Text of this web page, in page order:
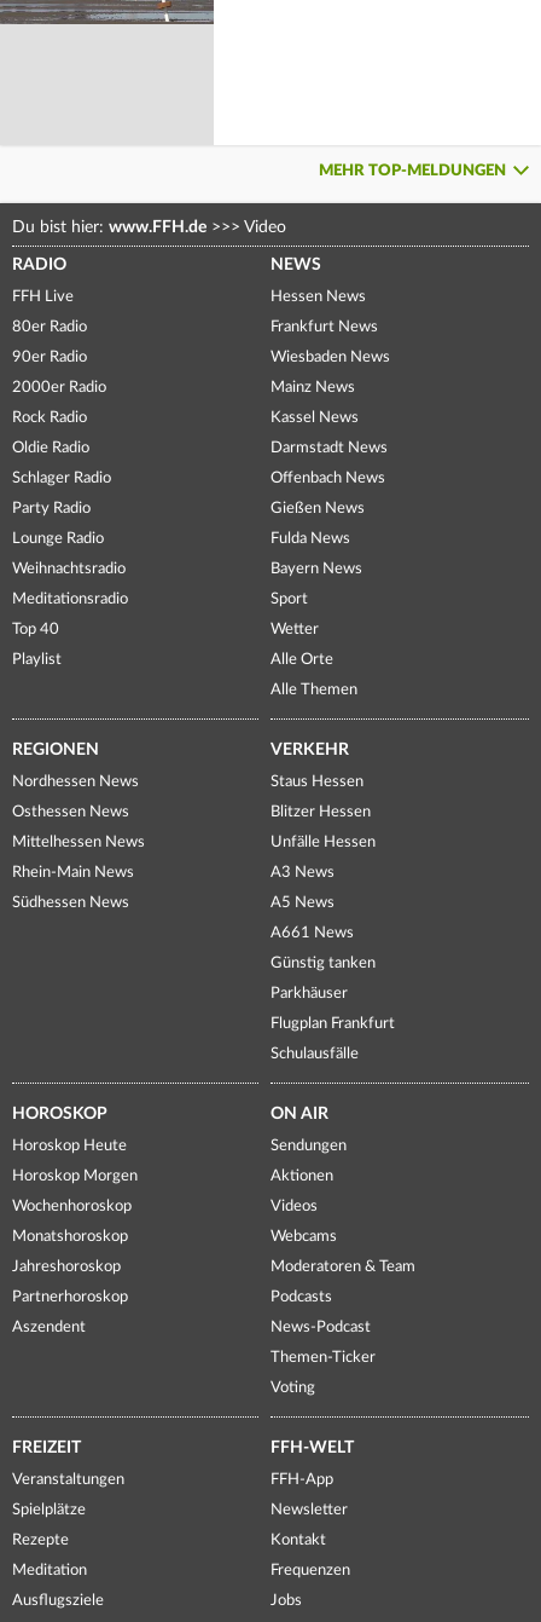
MEHR TOP-MELDUNGEN
Du bist hier: www.FFH.de >>> Video
RADIO
FFH Live
80er Radio
90er Radio
2000er Radio
Rock Radio
Oldie Radio
Schlager Radio
Party Radio
Lounge Radio
Weihnachtsradio
Meditationsradio
Top 40
Playlist
NEWS
Hessen News
Frankfurt News
Wiesbaden News
Mainz News
Kassel News
Darmstadt News
Offenbach News
Gießen News
Fulda News
Bayern News
Sport
Wetter
Alle Orte
Alle Themen
REGIONEN
Nordhessen News
Osthessen News
Mittelhessen News
Rhein-Main News
Südhessen News
VERKEHR
Staus Hessen
Blitzer Hessen
Unfälle Hessen
A3 News
A5 News
A661 News
Günstig tanken
Parkhäuser
Flugplan Frankfurt
Schulausfälle
HOROSKOP
Horoskop Heute
Horoskop Morgen
Wochenhoroskop
Monatshoroskop
Jahreshoroskop
Partnerhoroskop
Aszendent
ON AIR
Sendungen
Aktionen
Videos
Webcams
Moderatoren & Team
Podcasts
News-Podcast
Themen-Ticker
Voting
FREIZEIT
Veranstaltungen
Spielplätze
Rezepte
Meditation
Ausflugsziele
FFH-WELT
FFH-App
Newsletter
Kontakt
Frequenzen
Jobs